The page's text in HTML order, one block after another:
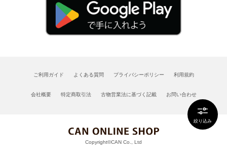
絞り込み
ご利用ガイド よくある質問 プライバシーポリシー 利用規約
会社概要 特定商取引法 古物営業法に基づく記載 お問い合わせ
Copyright©CAN Co., Ltd